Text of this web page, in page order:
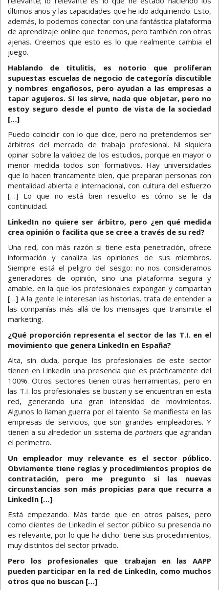
últimos años y las capacidades que he ido adquiriendo. Esto,
además, lo podemos conectar con una fantástica plataforma
de aprendizaje online que tenemos, pero también con otras
ajenas. Creemos que esto es lo que realmente cambia el
juego.
Hablando de titulitis, es notorio que proliferan
supuestas escuelas de negocio de categoría discutible
y nombres engañosos, pero ayudan a las empresas a
tapar agujeros. Si les sirve, nada que objetar, pero no
estoy seguro desde el punto de vista de la sociedad
[…]
Puedo coincidir con lo que dice, pero no pretendemos ser
árbitros del mercado de trabajo profesional. Ni siquiera
opinar sobre la validez de los estudios, porque en mayor o
menor medida todos son formativos. Hay universidades
que lo hacen francamente bien, que preparan personas con
mentalidad abierta e internacional, con cultura del esfuerzo
[…] Lo que no está bien resuelto es cómo se le da
continuidad.
LinkedIn no quiere ser árbitro, pero ¿en qué medida
crea opinión o facilita que se cree a través de su red?
Una red, con más razón si tiene esta penetración, ofrece
información y canaliza las opiniones de sus miembros.
Siempre está el peligro del sesgo: no nos consideramos
generadores de opinión, sino una plataforma segura y
amable, en la que los profesionales expongan y compartan
[…] A la gente le interesan las historias, trata de entender a
las compañías más allá de los mensajes que transmite el
marketing.
¿Qué proporción representa el sector de las T.I. en el
movimiento que genera LinkedIn en España?
Alta, sin duda, porque los profesionales de este sector
tienen en LinkedIn una presencia que es prácticamente del
100%. Otros sectores tienen otras herramientas, pero en
las T.I. los profesionales se buscan y se encuentran en esta
red, generando una gran intensidad de movimientos.
Algunos lo llaman guerra por el talento. Se manifiesta en las
empresas de servicios, que son grandes empleadores. Y
tienen a su alrededor un sistema de partners que agrandan
el perímetro.
Un empleador muy relevante es el sector público.
Obviamente tiene reglas y procedimientos propios de
contratación, pero me pregunto si las nuevas
circunstancias son más propicias para que recurra a
LinkedIn […]
Está empezando. Más tarde que en otros países, pero
como clientes de LinkedIn el sector público su presencia no
es relevante, por lo que ha dicho: tiene sus procedimientos,
muy distintos del sector privado.
Pero los profesionales que trabajan en las AAPP
pueden participar en la red de LinkedIn, como muchos
otros que no buscan […]